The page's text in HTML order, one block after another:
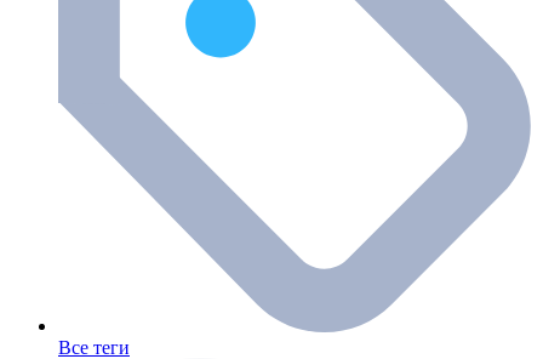
Все теги